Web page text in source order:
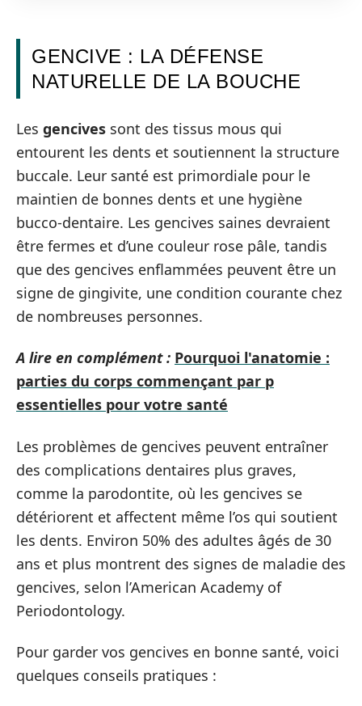
GENCIVE : LA DÉFENSE
NATURELLE DE LA BOUCHE
Les gencives sont des tissus mous qui
entourent les dents et soutiennent la structure
buccale. Leur santé est primordiale pour le
maintien de bonnes dents et une hygiène
bucco-dentaire. Les gencives saines devraient
être fermes et d’une couleur rose pâle, tandis
que des gencives enflammées peuvent être un
signe de gingivite, une condition courante chez
de nombreuses personnes.
A lire en complément : Pourquoi l'anatomie :
parties du corps commençant par p
essentielles pour votre santé
Les problèmes de gencives peuvent entraîner
des complications dentaires plus graves,
comme la parodontite, où les gencives se
détériorent et affectent même l’os qui soutient
les dents. Environ 50% des adultes âgés de 30
ans et plus montrent des signes de maladie des
gencives, selon l’American Academy of
Periodontology.
Pour garder vos gencives en bonne santé, voici
quelques conseils pratiques :